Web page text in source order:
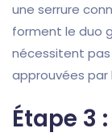
une serrure
forment le duo
nécessitent
approuvées par
Étape 3